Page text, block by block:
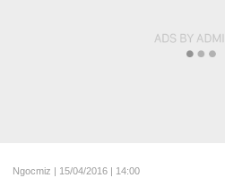
Ngocmiz | 15/04/2016 | 14:00